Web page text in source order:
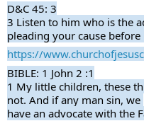
D&C 45: 3
3 Listen to him who is the
pleading your cause before
https://
BIBLE: 1 John 2 :1
1 My little children, these
not. And if any man sin, we
have an advocate with the